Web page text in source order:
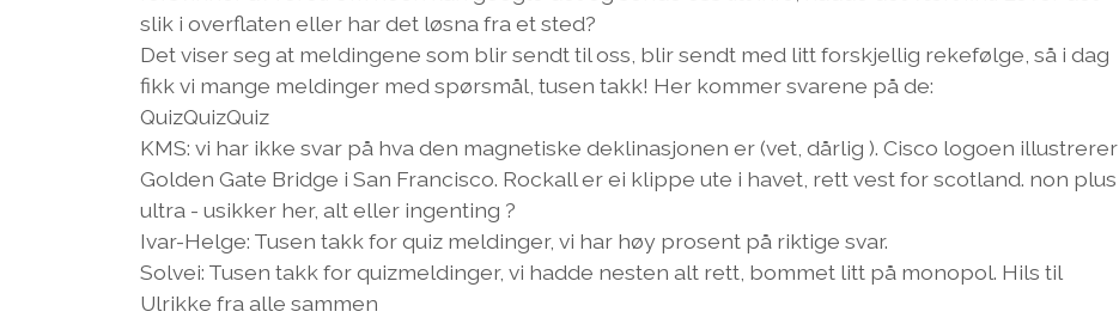
slik i overflaten eller har det løsna fra et sted?
Det viser seg at meldingene som blir sendt til oss, blir sendt med litt forskjellig rekefølge, så i dag
fikk vi mange meldinger med spørsmål, tusen takk! Her kommer svarene på de:
QuizQuizQuiz
KMS: vi har ikke svar på hva den magnetiske deklinasjonen er (vet, dårlig ). Cisco logoen illustrerer
Golden Gate Bridge i San Francisco. Rockall er ei klippe ute i havet, rett vest for scotland. non plus
ultra - usikker her, alt eller ingenting ?
Ivar-Helge: Tusen takk for quiz meldinger, vi har høy prosent på riktige svar.
Solvei: Tusen takk for quizmeldinger, vi hadde nesten alt rett, bommet litt på monopol. Hils til
Ulrikke fra alle sammen